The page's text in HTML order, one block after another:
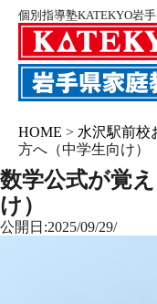
個別指導塾KATEKYO岩手
HOME > 水沢駅前校
方へ（中学生向け）
数学公式が覚
け）
公開日:2025/09/29/